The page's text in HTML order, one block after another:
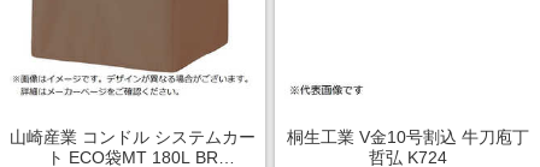
山崎産業 コンドル システムカー
ト ECO袋MT 180L BR
桐生工業 V金10号割込 牛刀庖丁
哲弘 K724